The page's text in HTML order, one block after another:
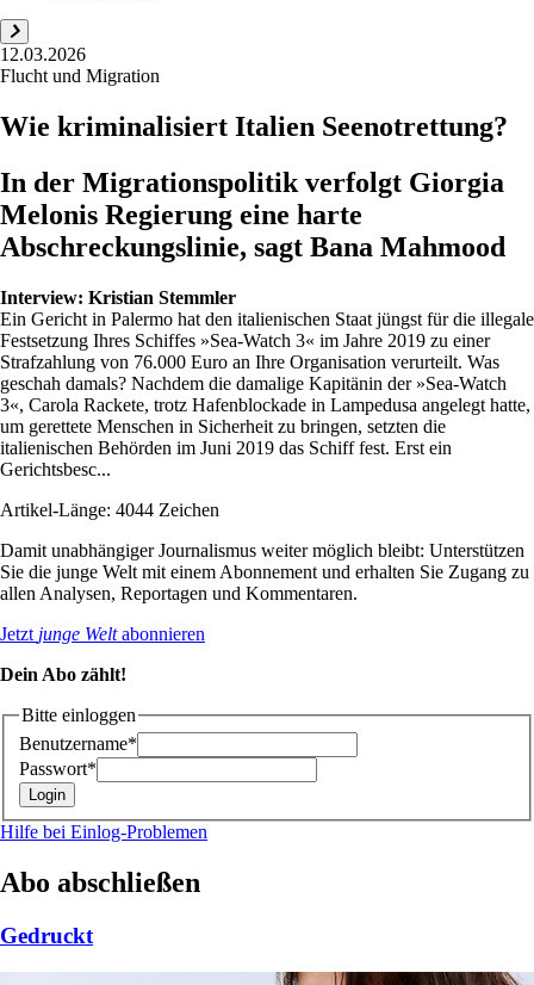
12.03.2026
Flucht und Migration
Wie kriminalisiert Italien Seenotrettung?
In der Migrationspolitik verfolgt Giorgia
Melonis Regierung eine harte
Abschreckungslinie, sagt Bana Mahmood
Interview: Kristian Stemmler
Ein Gericht in Palermo hat den italienischen Staat jüngst für die illegale
Festsetzung Ihres Schiffes »Sea-Watch 3« im Jahre 2019 zu einer
Strafzahlung von 76.000 Euro an Ihre Organisation verurteilt. Was
geschah damals? Nachdem die damalige Kapitänin der »Sea-Watch
3«, Carola Rackete, trotz Hafenblockade in Lampedusa angelegt hatte,
um gerettete Menschen in Sicherheit zu bringen, setzten die
italienischen Behörden im Juni 2019 das Schiff fest. Erst ein
Gerichtsbesc...
Artikel-Länge: 4044 Zeichen
Damit unabhängiger Journalismus weiter möglich bleibt: Unterstützen
Sie die junge Welt mit einem Abonnement und erhalten Sie Zugang zu
allen Analysen, Reportagen und Kommentaren.
Jetzt junge Weltabonnieren
Dein Abo zählt!
Bitte einloggen
Benutzername*
Passwort*
Hilfe bei Einlog-Problemen
Abo abschließen
Gedruckt